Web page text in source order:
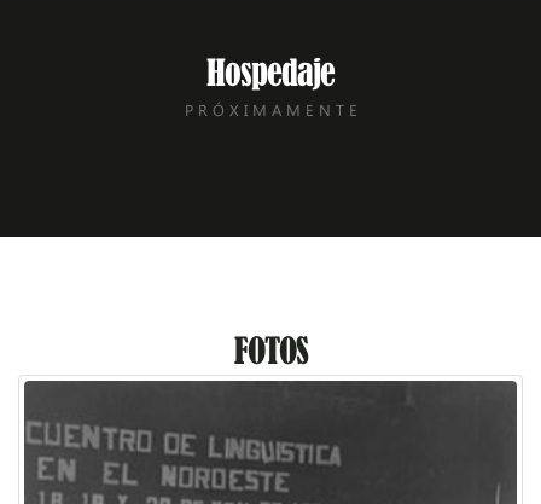
Hospedaje
P R Ó X I M A M E N T E
FOTOS